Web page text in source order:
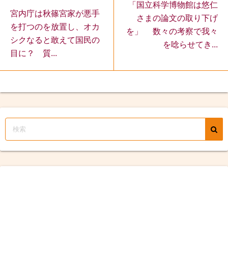
宮内庁は秋篠宮家が悪手
を打つのを放置し、オカ
シクなると敢えて国民の
目に？ 質...
「国立科学博物館は悠仁
さまの論文の取り下げ
を」 数々の考察で我々
を唸らせてき...